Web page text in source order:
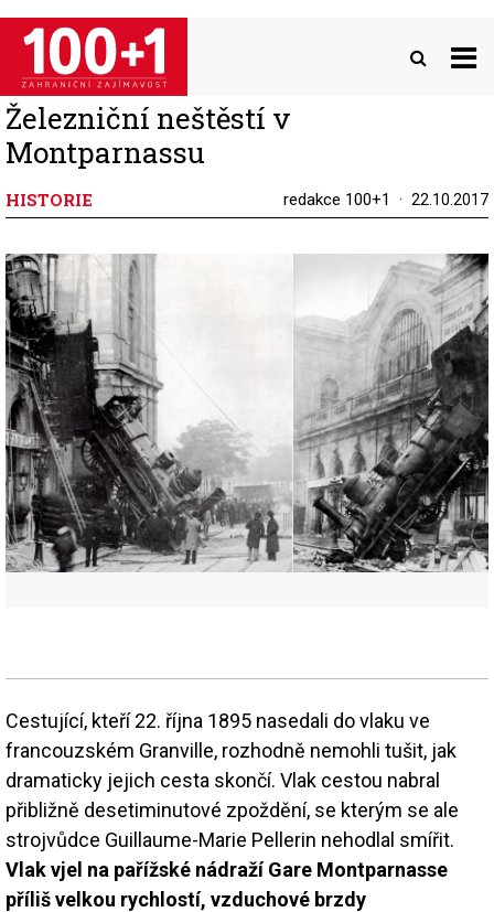
Přejít
hlavnímu
obsahu
Železniční neštěstí v
Montparnassu
HISTORIE redakce 100+1 22.10.2017
Cestující, kteří 22. října 1895 nasedali do vlaku ve
francouzském Granville, rozhodně nemohli tušit, jak
dramaticky jejich cesta skončí. Vlak cestou nabral
přibližně desetiminutové zpoždění, se kterým se ale
strojvůdce Guillaume-Marie Pellerin nehodlal smířit.
Vlak vjel na pařížské nádraží Gare Montparnasse
příliš velkou rychlostí, vzduchové brzdy